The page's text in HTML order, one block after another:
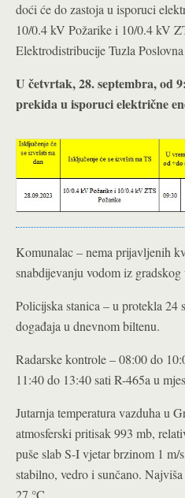
doći će do zastoja u isporuci
10/0.4 kV Požarike i 10/0.4 kV
Elektrodistribucije Tuzla
U četvrtak, 28. septembra, od
prekida u isporuci električne
Komunalac – nema prijavljenih
snabdijevanju vodom iz gradskog
Policijska stanica – u protekla 24
događaja u dnevnom biltenu.
Radarske kontrole – 08:00 do
11:40 do 13:40 sati R-465a u
Jutarnja temperatura vazduha u
atmosferski pritisak 993 mb,
puše slab S-I vjetar brzinom 1 m/
stabilno, vedro i sunčano.
27 °C.